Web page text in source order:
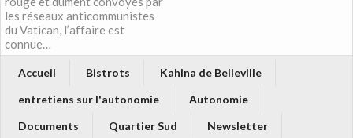
les réseaux anticommunistes
du Vatican, l’affaire est
connue…
Accueil Bistrots
Kahina de Belleville
entretiens sur l'autonomie
Autonomie
Documents
Quartier Sud
Newsletter